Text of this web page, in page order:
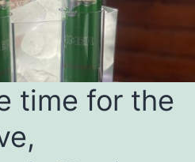
time for the